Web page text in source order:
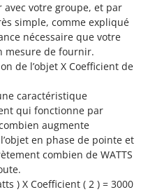
avec votre groupe, et par
simple, comme expliqué
nécessaire que votre
mesure de fournir.
de l’objet X Coefficient de
caractéristique
qui fonctionne par
augmente
en phase de pointe et
combien de WATTS
) X Coefficient ( 2 ) = 3000